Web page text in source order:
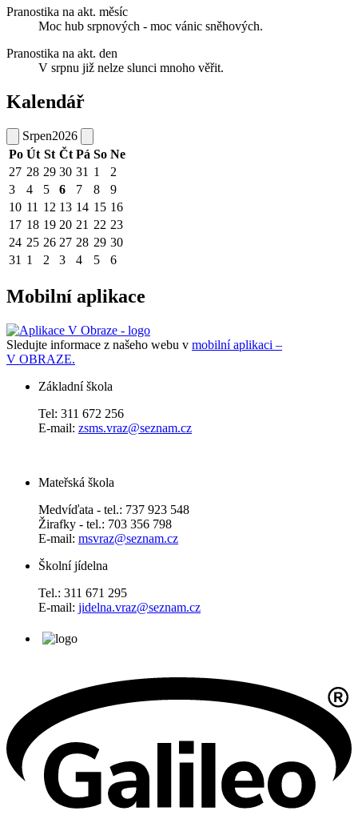
Pranostika na akt. měsíc
Moc hub srpnových - moc vánic sněhových.
Pranostika na akt. den
V srpnu již nelze slunci mnoho věřit.
Kalendář
Srpen2026
Po Út St Čt Pá So Ne
27 28 29 30 31 1
2
3
4 5 6 7 8
9
10 11 12 13 14 15 16
17 18 19 20 21 22 23
24 25 26 27 28 29 30
31 1 2 3 4 5 6
Mobilní aplikace
Sledujte informace z našeho webu v mobilní aplikaci –
V OBRAZE.
Základní škola
Tel: 311 672 256
E-mail: zsms.vraz@seznam.cz
Mateřská škola
Medvíďata - tel.: 737 923 548
Žirafky - tel.: 703 356 798
E-mail: msvraz@seznam.cz
Školní jídelna
Tel.: 311 671 295
E-mail: jidelna.vraz@seznam.cz